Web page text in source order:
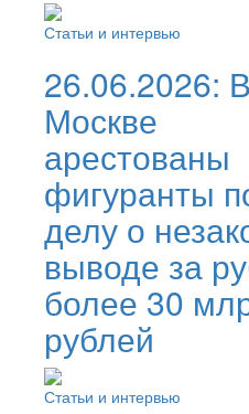
Статьи и интервью
26.06.2026: В
Москве
арестованы
фигуранты
делу о
выводе за
более 30
рублей
Статьи и интервью